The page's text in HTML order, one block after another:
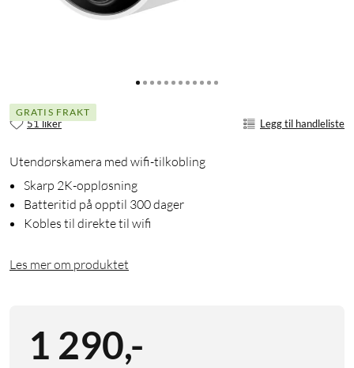
GRATIS FRAKT
51 liker Legg til handleliste
Utendørskamera med wifi-tilkobling
Skarp 2K-oppløsning
Batteritid på opptil 300 dager
Kobles til direkte til wifi
Les mer om produktet
1 290,-